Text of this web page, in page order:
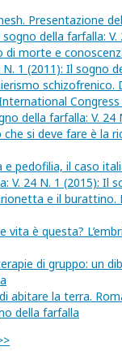
Presentazione
sogno della farfalla:
morte e
N. 1 (2011): Il sogno
schizofrenico.
della farfalla: V. 24
che si deve fare è la
e pedofilia, il caso
V. 24 N. 1 (2015): Il
e il burattino.
vita è questa?
di gruppo: un
di abitare la terra.
della farfalla